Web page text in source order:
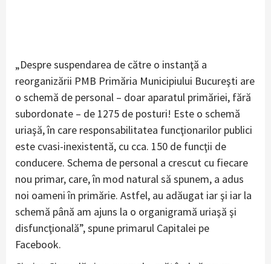
„Despre suspendarea de către o instanţă a
reorganizării PMB Primăria Municipiului Bucureşti are
o schemă de personal – doar aparatul primăriei, fără
subordonate – de 1275 de posturi! Este o schemă
uriaşă, în care responsabilitatea funcţionarilor publici
este cvasi-inexistentă, cu cca. 150 de funcţii de
conducere. Schema de personal a crescut cu fiecare
nou primar, care, în mod natural să spunem, a adus
noi oameni în primărie. Astfel, au adăugat iar şi iar la
schemă până am ajuns la o organigramă uriaşă şi
disfuncţională”, spune primarul Capitalei pe
Facebook.